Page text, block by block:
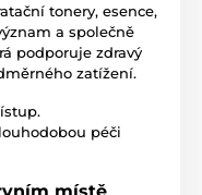
tonery, esence,
a společně
podporuje zdravý
zatížení.
péči